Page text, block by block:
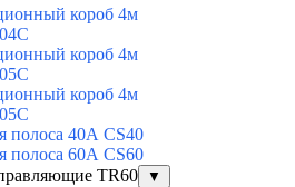
короб 4м
короб 4м
короб 4м
полоса 40А CS40
полоса 60А CS60
TR60
▼